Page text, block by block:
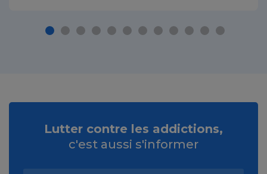
Lutter contre les addictions,
c'est aussi s'informer